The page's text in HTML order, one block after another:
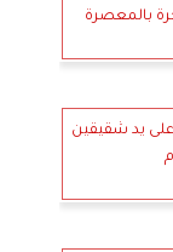
بالمعصرة
يد شقيقين